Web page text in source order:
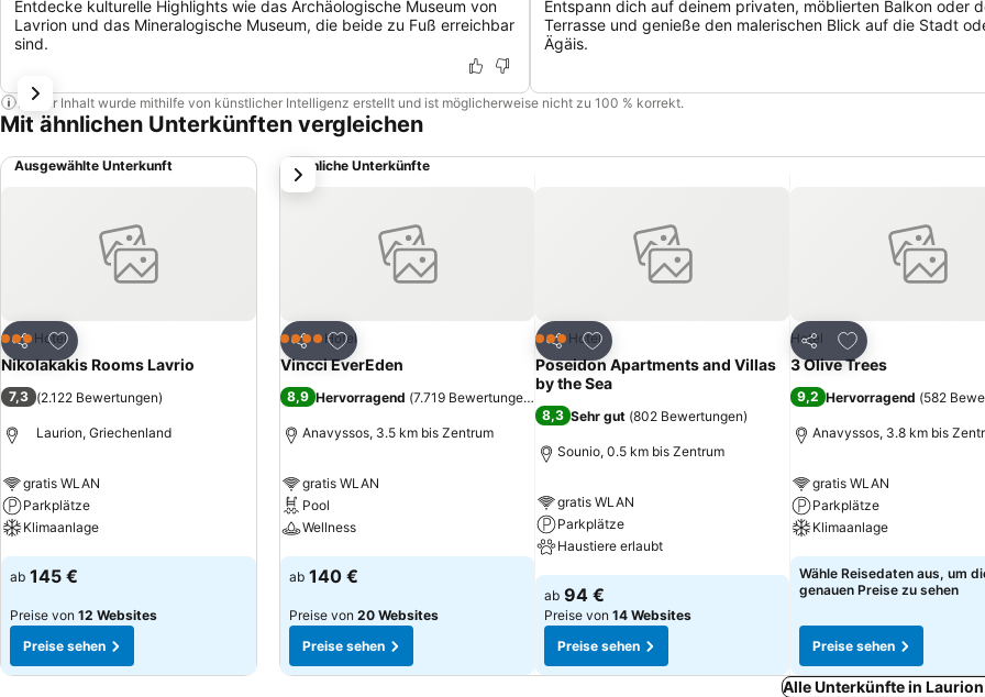
Entdecke kulturelle Highlights wie das Archäologische Museum von
Lavrion und das Mineralogische Museum, die beide zu Fuß erreichbar
sind.
Entspann dich auf deinem privaten, möblierten Balkon oder
Terrasse und genieße den malerischen Blick auf die Stadt
Ägäis.
Dieser Inhalt wurde mithilfe von künstlicher Intelligenz erstellt und ist möglicherweise nicht zu 100 % korrekt.
Mit ähnlichen Unterkünften vergleichen
Ausgewählte Unterkunft
Teilen
Zu Favoriten hinzufügen
3 SterneHotel
Nikolakakis Rooms Lavrio
7,3 (2.122 Bewertungen)
Laurion, Griechenland
gratis WLAN
Parkplätze
Klimaanlage
Preise sehen
ab 145 €
Preise von 12 Websites
Preise sehen
Ähnliche Unterkünfte
Teilen
Zu Favoriten hinzufügen
4 SterneHotel
Vincci EverEden
8,9 Hervorragend (7.719 Bewertungen)
Anavyssos, 3.5 km bis Zentrum
gratis WLAN
Pool
Wellness
Preise sehen
ab 140 €
Preise von 20 Websites
Preise sehen
Teilen
Zu Favoriten hinzufügen
3 SterneHotel
Poseidon Apartments and Villas
by the Sea
8,3 Sehr gut (802 Bewertungen)
Sounio, 0.5 km bis Zentrum
gratis WLAN
Parkplätze
Haustiere erlaubt
Preise sehen
ab 94 €
Preise von 14 Websites
Preise sehen
Teilen
Zu Favoriten
Hotel
3 Olive Trees
9,2 Hervorragend (582
Anavyssos, 3.8 km bis
gratis WLAN
Parkplätze
Klimaanlage
Preise sehen
Wähle Reisedaten aus, um
genauen Preise zu sehen
Preise sehen
weiter
Alle Unterkünfte in